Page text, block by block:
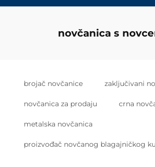
novčanica s
brojač novčanice zaključivani
novčanica za prodaju crna
metalska novčanica
proizvođač novčanog blagajničkog